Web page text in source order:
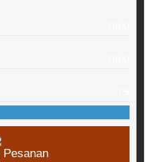
Pesanan